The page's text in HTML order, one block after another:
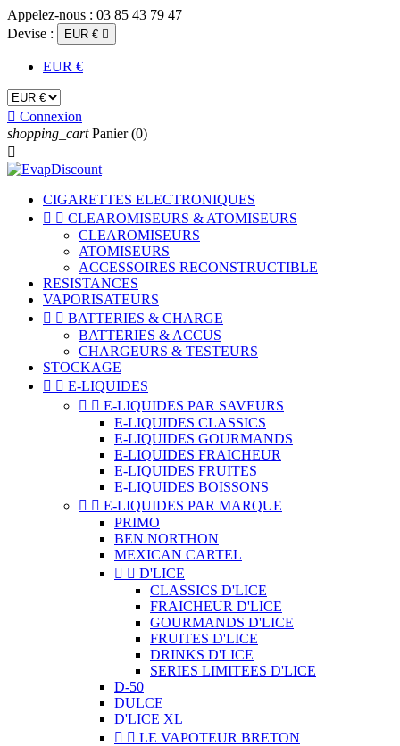
Appelez-nous : 03 85 43 79 47
Devise :
EUR € 
EUR €
 Connexion
shopping_cart Panier (0)

CIGARETTES ELECTRONIQUES
  CLEAROMISEURS & ATOMISEURS
CLEAROMISEURS
ATOMISEURS
ACCESSOIRES RECONSTRUCTIBLE
RESISTANCES
VAPORISATEURS
  BATTERIES & CHARGE
BATTERIES & ACCUS
CHARGEURS & TESTEURS
STOCKAGE
  E-LIQUIDES
  E-LIQUIDES PAR SAVEURS
E-LIQUIDES CLASSICS
E-LIQUIDES GOURMANDS
E-LIQUIDES FRAICHEUR
E-LIQUIDES FRUITES
E-LIQUIDES BOISSONS
  E-LIQUIDES PAR MARQUE
PRIMO
BEN NORTHON
MEXICAN CARTEL
  D'LICE
CLASSICS D'LICE
FRAICHEUR D'LICE
GOURMANDS D'LICE
FRUITES D'LICE
DRINKS D'LICE
SERIES LIMITEES D'LICE
D-50
DULCE
D'LICE XL
  LE VAPOTEUR BRETON